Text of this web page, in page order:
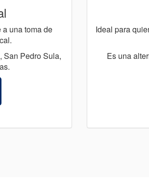
una toma de
San Pedro Sula,
Ideal para
Es una